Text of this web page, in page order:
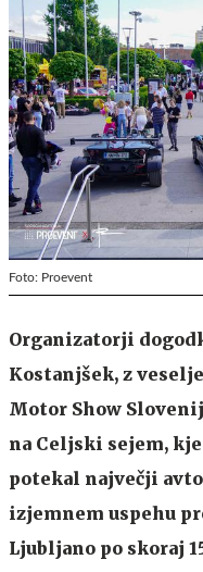
Foto: Proevent
Organizatorji
Kostanjšek, z
Motor Show
na Celjski sejem,
potekal največji
izjemnem uspehu
Ljubljano po skoraj